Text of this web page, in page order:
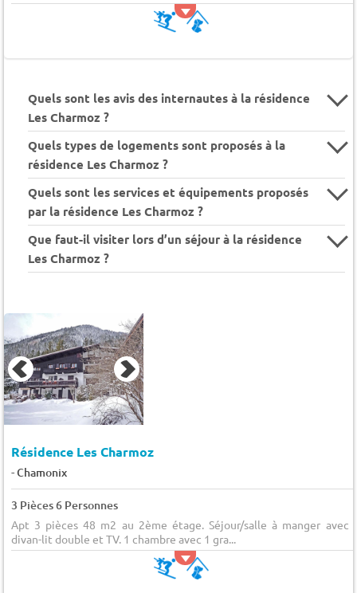
Quels sont les avis des internautes à la résidence
Les Charmoz ?
Quels types de logements sont proposés à la
résidence Les Charmoz ?
Quels sont les services et équipements proposés
par la résidence Les Charmoz ?
Que faut-il visiter lors d’un séjour à la résidence
Les Charmoz ?
Résidence Les Charmoz
-Chamonix
3 Pièces 6 Personnes
Apt 3 pièces 48 m2 au 2ème étage. Séjour/salle à manger avec
divan-lit double et TV. 1 chambre avec 1 gra...